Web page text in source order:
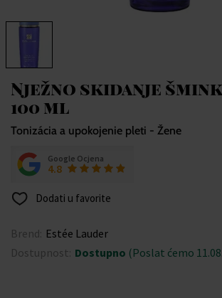
Nježno skidanje
100 ml
Tonizácia a upokojenie pleti - Žene
Google Ocjena
4.8
Dodati u favorite
Brend: Estée Lauder
Dostupnost: Dostupno (Poslat ćemo